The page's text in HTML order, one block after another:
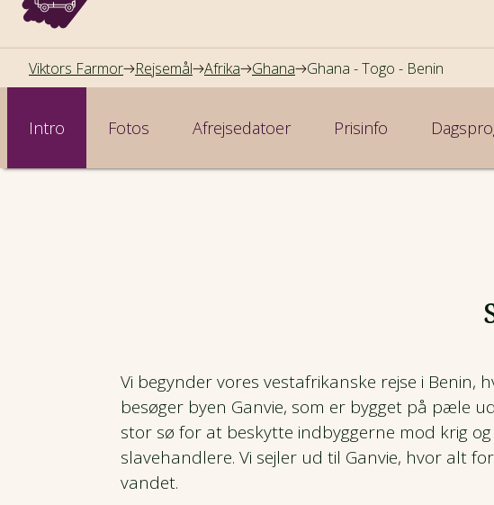
Viktors Farmor Rejsemål Afrika Ghana Ghana - Togo - Benin
Intro Fotos Afrejsedatoer Prisinfo
Vi begynder vores vestafrikanske rejse i Benin,
besøger byen Ganvie, som er bygget på pæle
stor sø for at beskytte indbyggerne mod krig og
slavehandlere. Vi sejler ud til Ganvie, hvor alt
vandet.